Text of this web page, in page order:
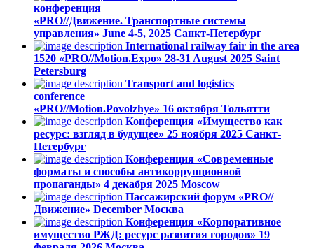
конференция
«PRO//Движение. Транспортные системы
управления» June 4-5, 2025 Санкт-Петербург
International railway fair in the area
1520 «PRO//Motion.Expo» 28-31 August 2025 Saint
Petersburg
Transport and logistics
conference
«PRO//Motion.Povolzhye» 16 октября Тольятти
Конференция «Имущество как
ресурс: взгляд в будущее» 25 ноября 2025 Санкт-
Петербург
Конференция «Современные
форматы и способы антикоррупционной
пропаганды» 4 декабря 2025 Moscow
Пассажирский форум «PRO//
Движение» December Москва
Конференция «Корпоративное
имущество РЖД: ресурс развития городов» 19